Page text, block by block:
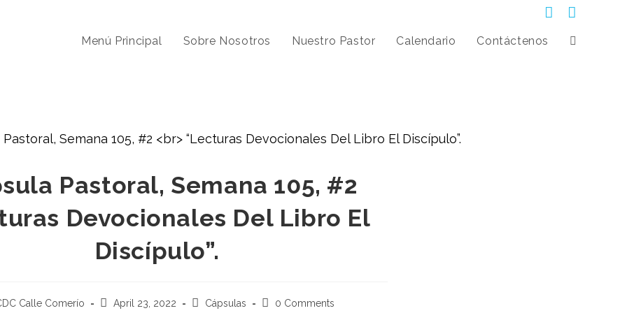
Menú Principal Sobre Nosotros Nuestro Pastor Calendario Contáctenos
Pastoral, Semana 105, #2
Devocionales Del Libro El
Discípulo”.
Calle Comerío
PostApril 23, 2022
PostCápsulas
Post0 Comments